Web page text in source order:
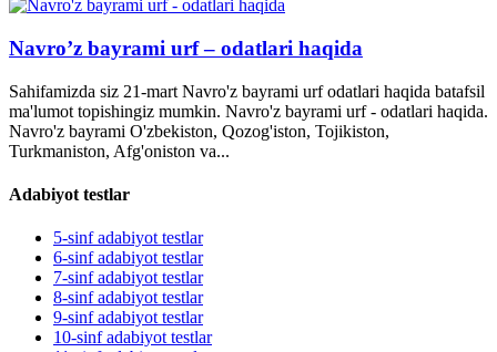
Navro’z bayrami urf – odatlari haqida
Sahifamizda siz 21-mart Navro'z bayrami urf odatlari haqida batafsil
ma'lumot topishingiz mumkin. Navro'z bayrami urf - odatlari haqida.
Navro'z bayrami O'zbekiston, Qozog'iston, Tojikiston,
Turkmaniston, Afg'oniston va...
Adabiyot testlar
5-sinf adabiyot testlar
6-sinf adabiyot testlar
7-sinf adabiyot testlar
8-sinf adabiyot testlar
9-sinf adabiyot testlar
10-sinf adabiyot testlar